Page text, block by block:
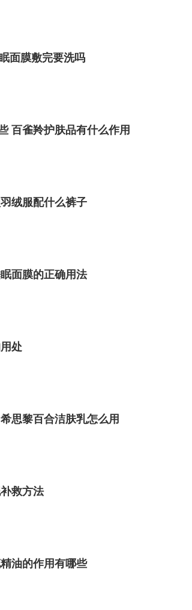
则，再次取适量的遮瑕膏点涂于瑕疵
面膜敷完要洗吗
百雀羚护肤品有什么作用
绒服配什么裤子
面膜的正确用法
处
思黎百合洁肤乳怎么用
救方法
油的作用有哪些